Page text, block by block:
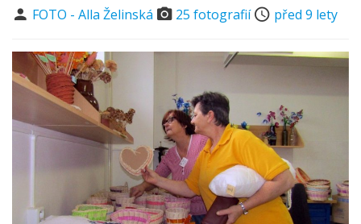
FOTO - Alla Želinská 25 fotografií před 9 lety